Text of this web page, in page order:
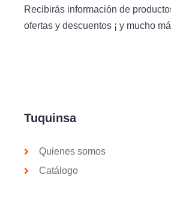
Recibirás información de
ofertas y descuentos ¡ y mucho
Tuquinsa
Quienes somos
Catálogo